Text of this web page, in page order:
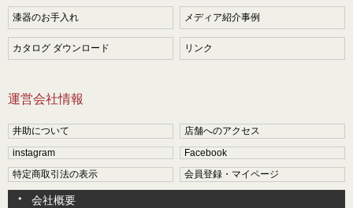
漆器のお手入れ メディア紹介事例
カタログ ダウンロード リンク
運営会社情報
井助について
店舗へのアクセス
instagram
Facebook
特定商取引法の表示
会員登録・マイページ
会社概要